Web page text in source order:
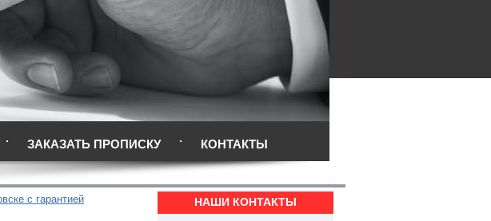
ЗАКАЗАТЬ ПРОПИСКУ КОНТАКТЫ
с гарантией НАШИ КОНТАКТЫ